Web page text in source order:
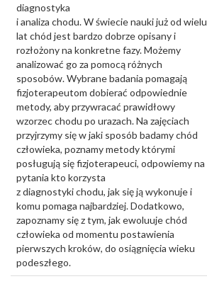
diagnostyka
i analiza chodu. W świecie nauki już od wielu
lat chód jest bardzo dobrze opisany i
rozłożony na konkretne fazy. Możemy
analizować go za pomocą różnych
sposobów. Wybrane badania pomagają
fizjoterapeutom dobierać odpowiednie
metody, aby przywracać prawidłowy
wzorzec chodu po urazach. Na zajęciach
przyjrzymy się w jaki sposób badamy chód
człowieka, poznamy metody którymi
posługują się fizjoterapeuci, odpowiemy na
pytania kto korzysta
z diagnostyki chodu, jak się ją wykonuje i
komu pomaga najbardziej. Dodatkowo,
zapoznamy się z tym, jak ewoluuje chód
człowieka od momentu postawienia
pierwszych kroków, do osiągnięcia wieku
podeszłego.